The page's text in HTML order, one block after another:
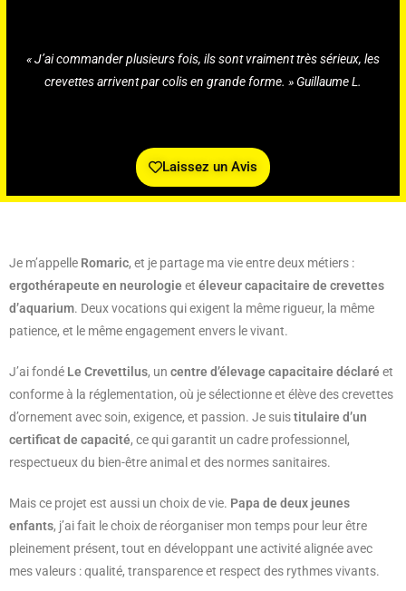
« J’ai commander plusieurs fois, ils sont vraiment très sérieux, les
crevettes arrivent par colis en grande forme. » Guillaume L.
Laissez un Avis
Je m’appelle Romaric, et je partage ma vie entre deux métiers :
ergothérapeute en neurologie et éleveur capacitaire de crevettes
d’aquarium. Deux vocations qui exigent la même rigueur, la même
patience, et le même engagement envers le vivant.
J’ai fondé Le Crevettilus, un centre d’élevage capacitaire déclaré et
conforme à la réglementation, où je sélectionne et élève des crevettes
d’ornement avec soin, exigence, et passion. Je suistitulaire d’un
certificat de capacité, ce qui garantit un cadre professionnel,
respectueux du bien-être animal et des normes sanitaires.
Mais ce projet est aussi un choix de vie. Papa de deux jeunes
enfants, j’ai fait le choix de réorganiser mon temps pour leur être
pleinement présent, tout en développant une activité alignée avec
mes valeurs : qualité, transparence et respect des rythmes vivants.